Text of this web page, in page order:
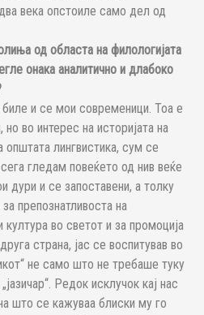
века опстоиле само дел од
од областа на филологијата
онака аналитично и длабоко
биле и се мои современици. Тоа е
во интерес на историјата на
општата лингвистика, сум се
гледам повеќето од нив веќе
дури и се запоставени, а толку
препознатливоста на
во светот и за промоција
страна, јас се воспитував во
не само што не требаше туку
Редок исклучок кај нас
што се кажуваа блиски му го